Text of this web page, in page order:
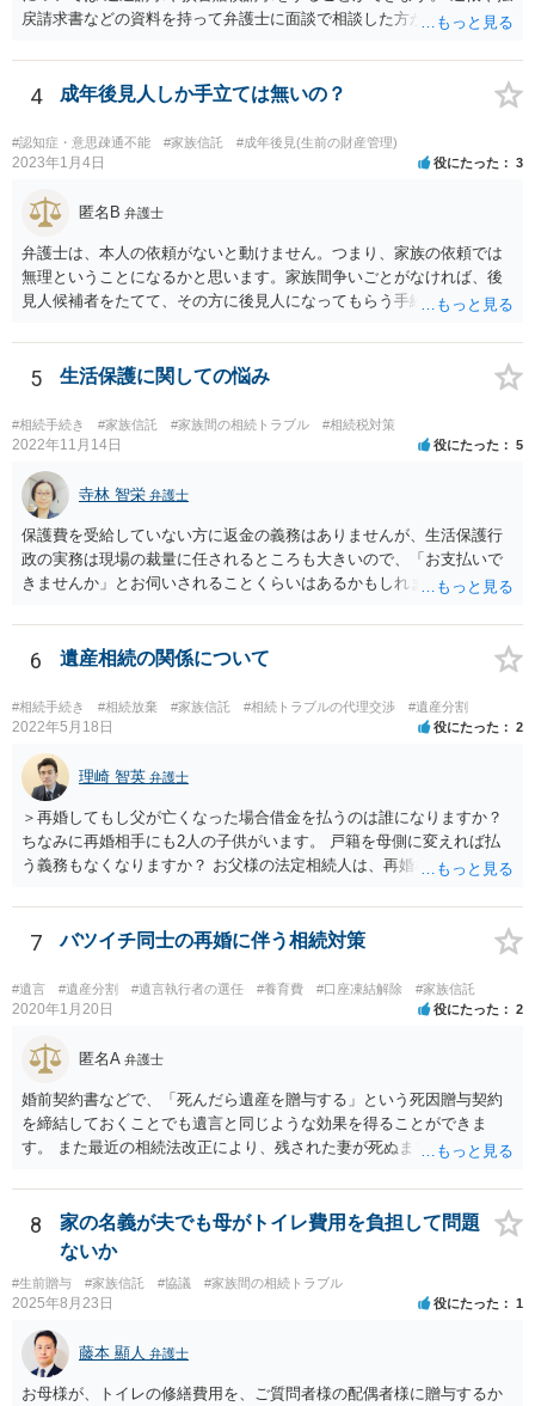
戻請求書などの資料を持って弁護士に面談で相談した方がよいと思い
4 成年後見人しか手立ては無いの？
#認知症・意思疎通不能 #家族信託 #成年後見(生前の財産管理)
2023年1月4日 役にたった 3
匿名B 弁護士
弁護士は、本人の依頼がないと動けません。つまり、家族の依頼では
無理ということになるかと思います。家族間争いごとがなければ、後
見人候補者をたてて、その方に後見人になってもらう手続をすすめた
5 生活保護に関しての悩み
#相続手続き #家族信託 #家族間の相続トラブル #相続税対策
2022年11月14日 役にたった 5
寺林 智栄 弁護士
保護費を受給していない方に返金の義務はありませんが、生活保護行
政の実務は現場の裁量に任されるところも大きいので、「お支払いで
きませんか」とお伺いされることくらいはあるかもしれません。 通報
考えてご判断いただくのが良いと思います。
6 遺産相続の関係について
#相続手続き #相続放棄 #家族信託 #相続トラブルの代理交渉 #遺産分割
2022年5月18日 役にたった 2
理崎 智英 弁護士
＞再婚してもし父が亡くなった場合借金を払うのは誰になりますか？
ちなみに再婚相手にも2人の子供がいます。 戸籍を母側に変えれば払
う義務もなくなりますか？ お父様の法定相続人は、再婚相手とご相談
戸籍がどこにあるのかは関係ありません。 ただし、お父様が亡くなっ
たことを知ってから３か月以内に家庭裁判所にて「相続放棄」の手続
7 バツイチ同士の再婚に伴う相続対策
#遺言 #遺産分割 #遺言執行者の選任 #養育費 #口座凍結解除 #家族信託
2020年1月20日 役にたった 2
匿名A 弁護士
婚前契約書などで、「死んだら遺産を贈与する」という死因贈与契約
を締結しておくことでも遺言と同じような効果を得ることができま
す。 また最近の相続法改正により、残された妻が死ぬまで家に住み続
で、その制度を活用する方法も考えられます。 もし契約書の作成まで
視野に入れておられる場合は、お近くの弁護士、できれば相続に強い
弁護士にご相談なさるとよいでしょう。
8
家の名義が夫でも母がトイレ費用を負担して問題
ないか
#生前贈与 #家族信託 #協議 #家族間の相続トラブル
2025年8月23日 役にたった 1
藤本 顯人 弁護士
お母様が、トイレの修繕費用を、ご質問者様の配偶者様に贈与するか